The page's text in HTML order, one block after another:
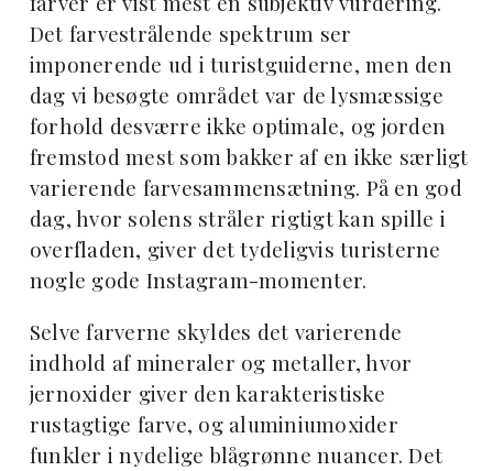
Det farvestrålende spektrum ser
imponerende ud i turistguiderne, men den
dag vi besøgte området var de lysmæssige
forhold desværre ikke optimale, og jorden
fremstod mest som bakker af en ikke særligt
varierende farvesammensætning. På en god
dag, hvor solens stråler rigtigt kan spille i
overfladen, giver det tydeligvis turisterne
nogle gode Instagram-momenter.
Selve farverne skyldes det varierende
indhold af mineraler og metaller, hvor
jernoxider giver den karakteristiske
rustagtige farve, og aluminiumoxider
funkler i nydelige blågrønne nuancer.Det